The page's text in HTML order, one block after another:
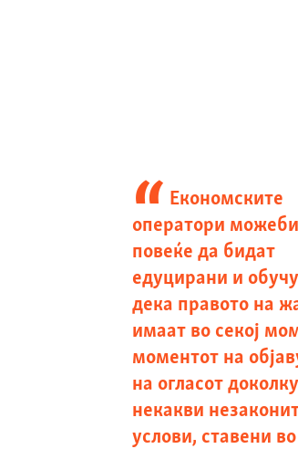
Економските
оператори
повеќе да бидат
едуцирани и
дека правото на
имаат во секој
моментот на
на огласот
некакви
услови, ставени